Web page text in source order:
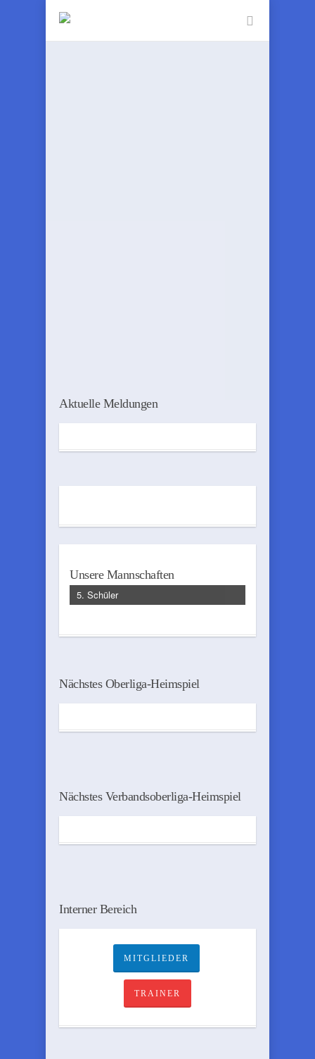
Aktuelle Meldungen
Unsere Mannschaften
5. Schüler
Nächstes Oberliga-Heimspiel
Nächstes Verbandsoberliga-Heimspiel
Interner Bereich
MITGLIEDER
TRAINER